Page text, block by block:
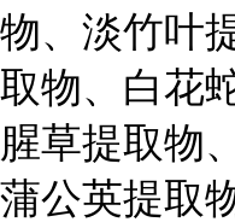
物、淡竹叶
取物、白花
腥草提取物
蒲公英提取